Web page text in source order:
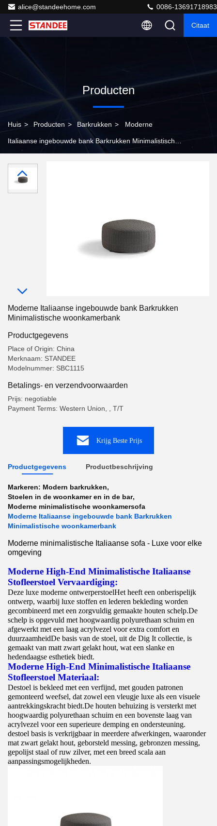
alice@standeehome.com 0086-13691718983
Citaat
Producten
Huis > Producten > Barkrukken > Moderne
Italiaanse ingebouwde bank Barkrukken Minimalistische
Moderne Italiaanse ingebouwde bank Barkrukken
Minimalistische woonkamerbank
Productgegevens
Place of Origin: China
Merknaam: STANDEE
Modelnummer: SBC1115
Betalings- en verzendvoorwaarden
Prijs: negotiable
Payment Terms: Western Union, , T/T
Krijg Beste Prijs
Productgegevens Productbeschrijving
Markeren: Modern barkrukken,
Stoelen in de woonkamer en in de bar,
Moderne minimalistische woonkamersofa
Moderne Italiaanse ingebouwde bank Barkrukken
Minimalistische woonkamerbank
Moderne minimalistische Italiaanse sofa - Luxe voor elke
omgeving
Moderne High-End Minimalistische Italiaanse
Stofleerstoel Vervaardiging:
Deze luxe moderne ontwerperstoelHet heeft een onberispelijk
ontwerp, waarbij luxe stoffen en lederen bekleding worden
gecombineerd met een zorgvuldig gemaakte houten schelp.De
schelp is opgevuld met hoogwaardig polyurethaan schuim en
afgewerkt met een laag acrylvezel voor extra comfort en
duurzaamheidDe basis van de stoel, uit de Dig It collectie, is
gemaakt van matt zwart gelakt hout, wat een slanke en
hedendaagse esthetiek biedt.
Moderne High-End Minimalistische Italiaanse
Stofleerstoel Materiaal:
Destoel is bekleed met een verfijnd, met gouden patronen
gemonteerd weefsel, dat zowel een vleugje luxe als een visuele
aantrekkingskracht biedt.De houten behuizing is versterkt met
hoogwaardig polyurethaan schuim en een bovenste laag van
acrylvezel voor een superieure demping en ondersteuning.
destoel basis is verkrijgbaar in meerdere afwerkingen, waaronder
mat zwart gelakt hout, geborsteld messing, gebronzen messing,
gepolijst staal of ruw zilver, met een breed scala aan
aanpassingsmogelijkheden.